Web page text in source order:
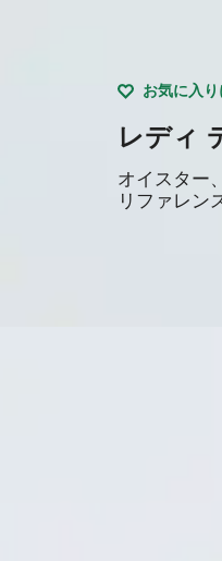
お気に入
レディ
オイスター
リファレン